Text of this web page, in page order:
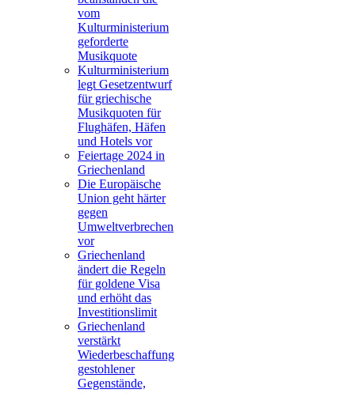
vom
Kulturministerium
geforderte
Musikquote
Kulturministerium
legt Gesetzentwurf
für griechische
Musikquoten für
Flughäfen, Häfen
und Hotels vor
Feiertage 2024 in
Griechenland
Die Europäische
Union geht härter
gegen
Umweltverbrechen
vor
Griechenland
ändert die Regeln
für goldene Visa
und erhöht das
Investitionslimit
Griechenland
verstärkt
Wiederbeschaffung
gestohlener
Gegenstände,